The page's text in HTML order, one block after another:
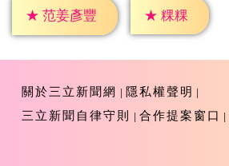
★ 范姜彥豐 ★ 粿粿
關於三立新聞網
隱私權聲明
三立新聞自律守則
合作提案窗口